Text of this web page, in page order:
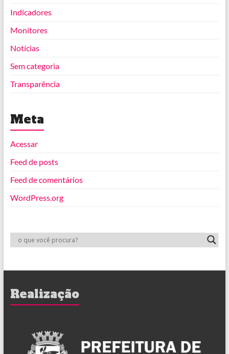
Indicadores
Monitores
Notícias
Sem categoria
Transparência
Meta
Acessar
Feed de posts
Feed de comentários
WordPress.org
Realização